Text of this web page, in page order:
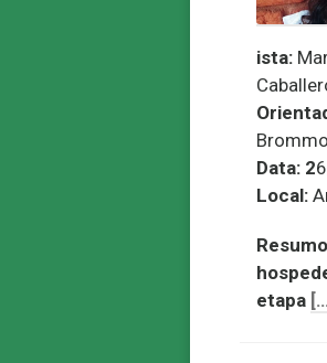
ista:
Data: 2
Local:
etapa